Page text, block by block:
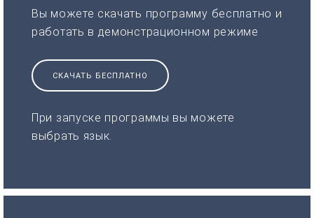
Вы можете скачать программу бесплатно и
работать в демонстрационном режиме
СКАЧАТЬ БЕСПЛАТНО
При запуске программы вы можете
выбрать язык.